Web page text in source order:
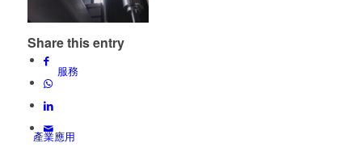
服務
產業應用
Share this entry